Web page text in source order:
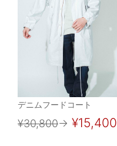
デニムフードコート
¥30,800→ ¥15,400